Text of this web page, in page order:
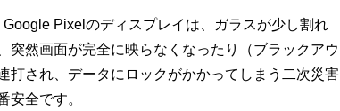
Google Pixelのディスプレイは、ガラスが少し割れ
然画面が完全に映らなくなったり（ブラックアウ
打され、データにロックがかかってしまう二次災害
安全です。